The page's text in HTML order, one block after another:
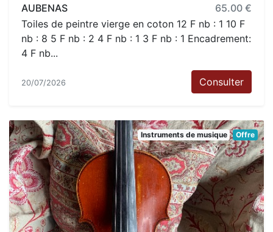
AUBENAS
65.00 €
Toiles de peintre vierge en coton 12 F nb : 1 10 F
nb : 8 5 F nb : 2 4 F nb : 1 3 F nb : 1 Encadrement:
4 F nb...
20/07/2026 Consulter
Instruments de musique Offre